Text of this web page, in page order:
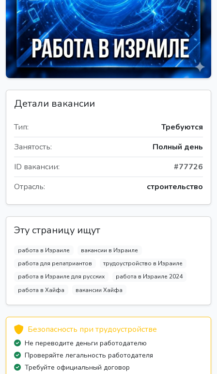
Детали вакансии
Тип:
Требуются
Занятость:
Полный день
ID вакансии:
#77726
Отрасль:
строительство
Эту страницу ищут
работа в Израиле
вакансии в Израиле
работа для репатриантов
трудоустройство в Израиле
работа в Израиле для русских
работа в Израиле 2024
работа в Хайфа
вакансии Хайфа
Безопасность при трудоустройстве
Не переводите деньги работодателю
Проверяйте легальность работодателя
Требуйте официальный договор